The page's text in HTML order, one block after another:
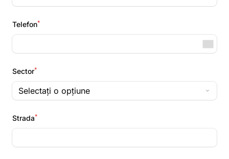
Telefon*
Sector*
Strada*